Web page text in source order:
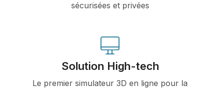
sécurisées et privées
Solution High-tech
Le premier simulateur 3D en ligne pour la